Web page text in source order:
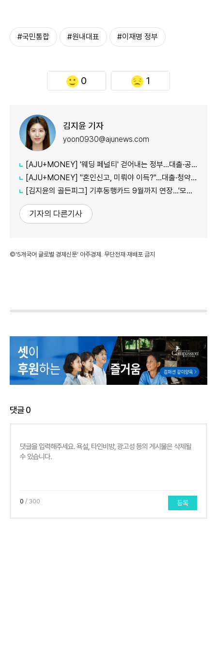
#국민통합 #원내대표 #이재명 정부
0 1
김지윤 기자
yoon0930@ajunews.com
[AJU+MONEY] '웨딩 페널티' 걷어내는 정부…대출·공공임대 불이익 줄인다
[AJU+MONEY] "혼인신고, 미뤄야 이득?"…대출·청약·세금 따져보니
[김지윤의 골든피그] 기후동행카드 9월까지 연장…'모두의카드' 갈아탈 땐 혜택 따져야
기자의 다른기사
©'5개국어 글로벌 경제신문' 아주경제. 무단전재·재배포 금지
댓글0
0 / 300 등록